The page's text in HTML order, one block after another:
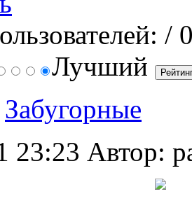
/
Лучший
Забугорные
23:23 Автор: